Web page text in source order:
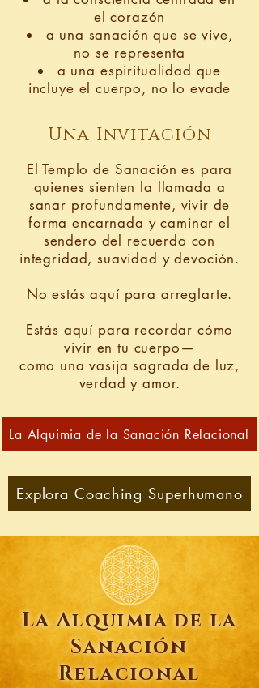
el corazón
a una sanación que se vive,
no se representa
a una espiritualidad que
incluye el cuerpo, no lo evade
Una Invitación
El Templo de Sanación es para
quienes sienten la llamada a
sanar profundamente, vivir de
forma encarnada y caminar el
sendero del recuerdo con
integridad, suavidad y devoción.
No estás aquí para arreglarte.
Estás aquí para recordar cómo
vivir en tu cuerpo—
como una vasija sagrada de luz,
verdad y amor.
La Alquimia de la Sanación Relacional
Explora Coaching Superhumano
La Alquimia de la
Sanación
Relacional